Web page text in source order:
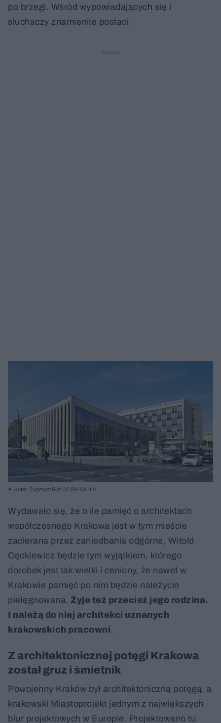
po brzegi. Wśród wypowiadających się i
słuchaczy znamienite postaci.
Autor: Zygmunt Put/ CC BY-SA 4.0
Wydawało się, że o ile pamięć o architektach
współczesnego Krakowa jest w tym mieście
zacierana przez zaniedbania odgórne, Witold
Cęckiewicz będzie tym wyjątkiem, którego
dorobek jest tak wielki i ceniony, że nawet w
Krakowie pamięć po nim będzie należycie
pielęgnowana. Żyje też przecież jego rodzina.
I należą do niej architekci uznanych
krakowskich pracowni.
Z architektonicznej potęgi Krakowa
został gruz i śmietnik
Powojenny Kraków był architektoniczną potęgą, a
krakowski Miastoprojekt jednym z największych
biur projektowych w Europie. Projektowano tu